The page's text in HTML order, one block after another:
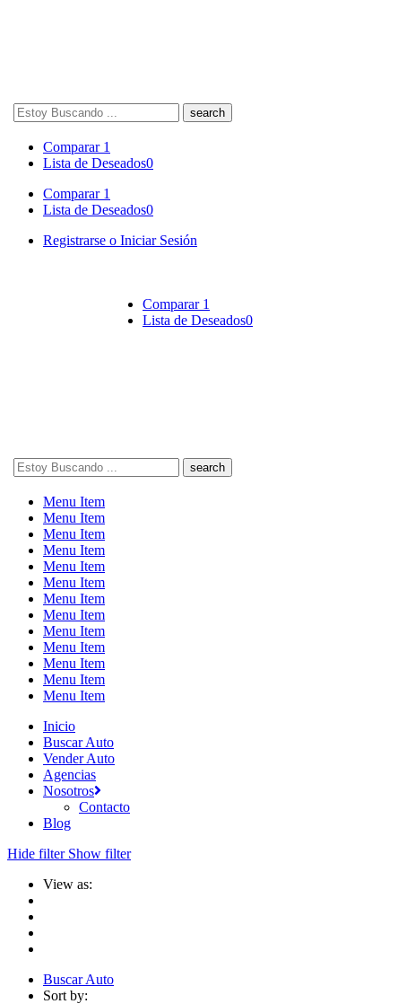
Search
here
Comparar 1
Lista de Deseados0
Comparar 1
Lista de Deseados0
Registrarse o Iniciar Sesión
Comparar 1
Lista de Deseados0
Search
here
Menu Item
Menu Item
Menu Item
Menu Item
Menu Item
Menu Item
Menu Item
Menu Item
Menu Item
Menu Item
Menu Item
Menu Item
Menu Item
Inicio
Buscar Auto
Vender Auto
Agencias
Nosotros
Contacto
Blog
Hide filter Show filter
View as:
Buscar Auto
Sort by: